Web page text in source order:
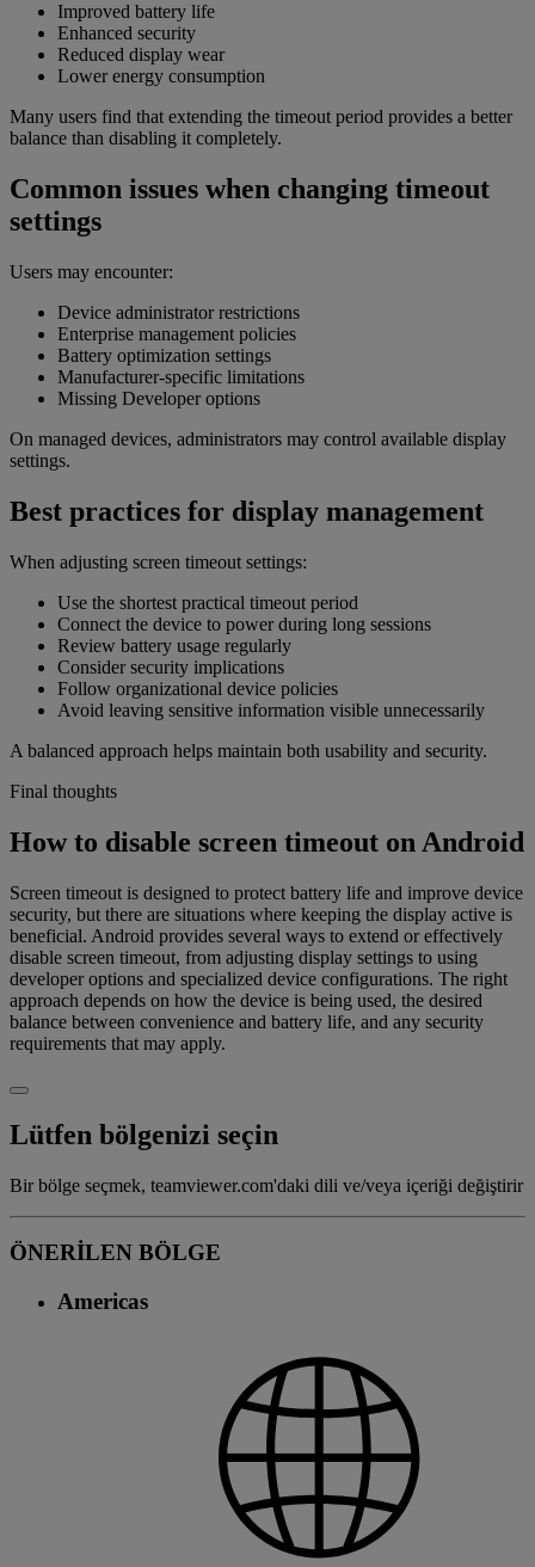
Improved battery life
Enhanced security
Reduced display wear
Lower energy consumption
Many users find that extending the timeout period provides a better
balance than disabling it completely.
Common issues when changing timeout
settings
Users may encounter:
Device administrator restrictions
Enterprise management policies
Battery optimization settings
Manufacturer-specific limitations
Missing Developer options
On managed devices, administrators may control available display
settings.
Best practices for display management
When adjusting screen timeout settings:
Use the shortest practical timeout period
Connect the device to power during long sessions
Review battery usage regularly
Consider security implications
Follow organizational device policies
Avoid leaving sensitive information visible unnecessarily
A balanced approach helps maintain both usability and security.
Final thoughts
How to disable screen timeout on Android
Screen timeout is designed to protect battery life and improve device
security, but there are situations where keeping the display active is
beneficial. Android provides several ways to extend or effectively
disable screen timeout, from adjusting display settings to using
developer options and specialized device configurations. The right
approach depends on how the device is being used, the desired
balance between convenience and battery life, and any security
requirements that may apply.
Lütfen bölgenizi seçin
Bir bölge seçmek, teamviewer.com'daki dili ve/veya içeriği değiştirir
ÖNERİLEN BÖLGE
Americas